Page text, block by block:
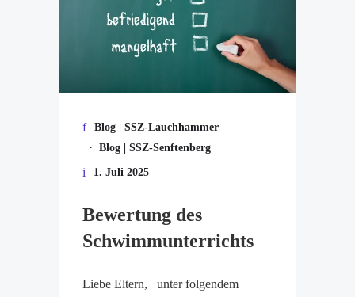
Blog | SSZ-Lauchhammer
· Blog | SSZ-Senftenberg
1. Juli 2025
Bewertung des
Schwimmunterrichts
Liebe Eltern, unter folgendem